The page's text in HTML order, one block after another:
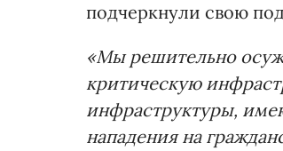
подчеркнули свою
«Мы решительно
критическую
инфраструктуры,
нападения на